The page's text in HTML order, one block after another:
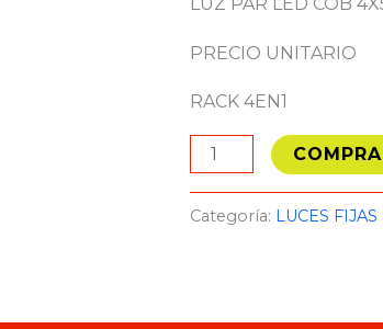
PRECIO UNITARIO
RACK 4EN1
2
COLOR
Categoría: LUCES FIJAS